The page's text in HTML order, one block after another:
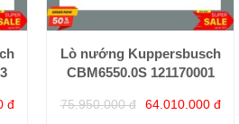
đ
Lò nướng Kuppersbusch
CBM6550.0S 121170001
75.950.000 đ 64.010.000 đ